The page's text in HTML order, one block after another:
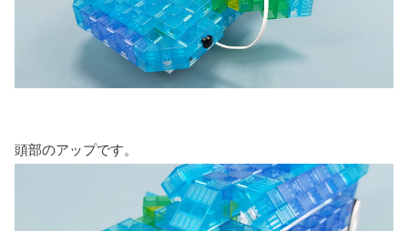
頭部のアップです。